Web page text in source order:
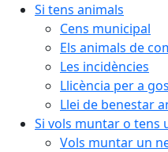
Si tens animals
Cens municipal
Els animals de
Les incidències
Llicència per a
Llei de benestar
Si vols muntar o tens
Vols muntar un